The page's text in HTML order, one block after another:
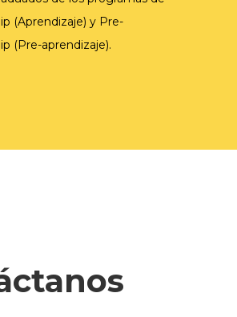
(Aprendizaje) y Pre-
(Pre-aprendizaje).